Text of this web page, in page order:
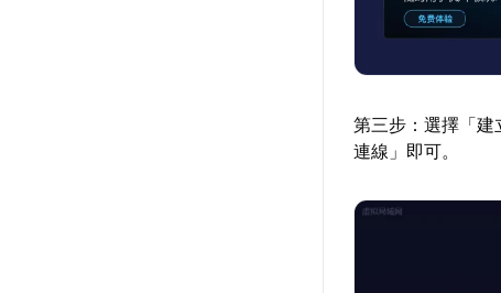
第三步：選擇「
連線」即可。